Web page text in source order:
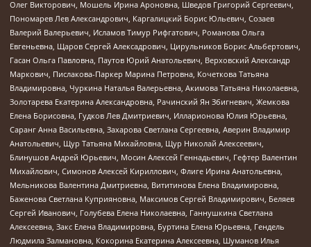
Олег Викторович, Мошель Ирина Ароновна, Шведов Григорий Сергеевич,
Пономарев Лев Александрович, Каргалицкий Борис Юльевич, Созаев
Валерий Валерьевич, Исламов Тимур Рифгатович, Романова Ольга
Евгеньевна, Щаров Сергей Алексадрович, Цирульников Борис Альбертович,
Гасан Ольга Павловна, Паутов Юрий Анатольевич, Верховский Александр
Маркович, Пислакова-Паркер Марина Петровна, Кочеткова Татьяна
Владимировна, Чуркина Наталья Валерьевна, Акимова Татьяна Николаевна,
Золотарева Екатерина Александровна, Рачинский Ян Збигневич, Жемкова
Елена Борисовна, Гудков Лев Дмитриевич, Илларионова Юлия Юрьевна,
Саранг Анна Васильевна, Захарова Светлана Сергеевна, Аверин Владимир
Анатольевич, Щур Татьяна Михайловна, Щур Николай Алексеевич,
Блинушов Андрей Юрьевич, Мосин Алексей Геннадьевич, Гефтер Валентин
Михайлович, Симонов Алексей Кириллович, Флиге Ирина Анатольевна,
Мельникова Валентина Дмитриевна, Вититинова Елена Владимировна,
Баженова Светлана Куприяновна, Максимов Сергей Владимирович, Беляев
Сергей Иванович, Голубева Елена Николаевна, Ганнушкина Светлана
Алексеевна, Закс Елена Владимировна, Буртина Елена Юрьевна, Гендель
Людмила Залмановна, Кокорина Екатерина Алексеевна, Шуманов Илья